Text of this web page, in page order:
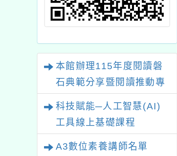
本館辦理115年度閱讀磐
石典範分享暨閱讀推動專
業研習
科技賦能─人工智慧(AI)
工具線上基礎課程
A3數位素養講師名單
資培育及藝術
助國立臺中教
本土語教學語
展中心計畫」
然科本土語沉
國立臺北教育大學推廣
教育中心「114年秋季
班課程」招生簡章